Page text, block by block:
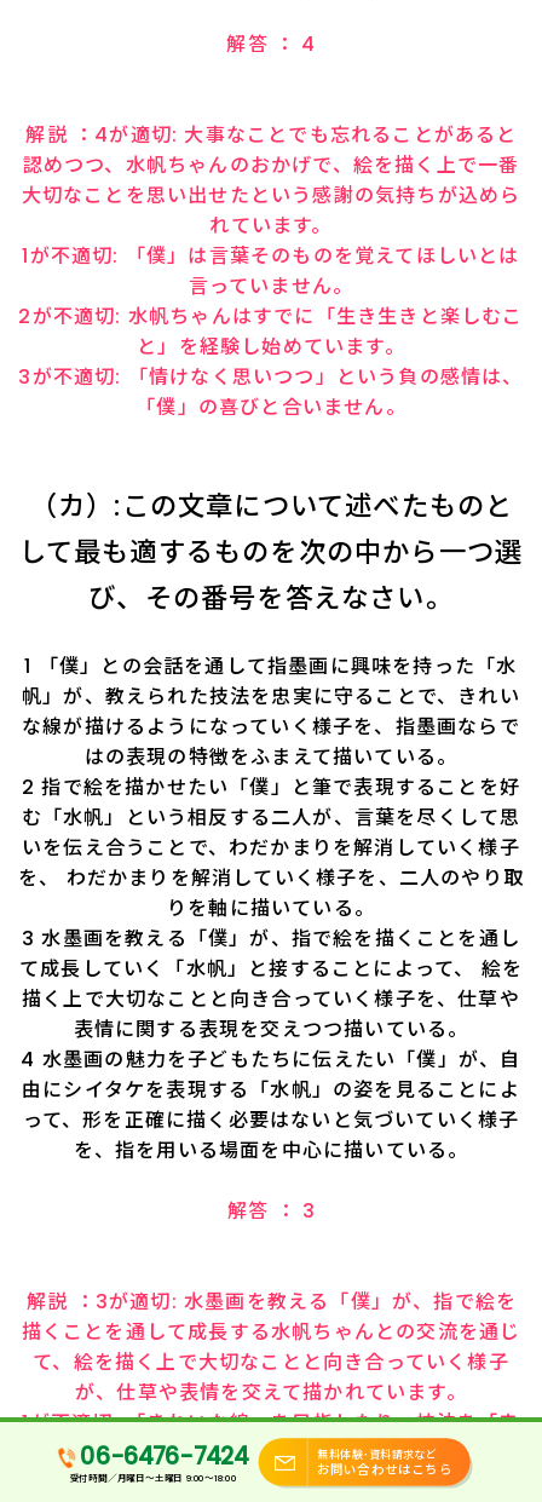
06-6476-7424
受付時間／月曜日〜土曜日 9:00～18:00
無料体験･資料請求など
お問い合わせはこちら
解答 ： 4
解説 ：4が適切: 大事なことでも忘れることがあると
認めつつ、水帆ちゃんのおかげで、絵を描く上で一番
大切なことを思い出せたという感謝の気持ちが込めら
れています。
1が不適切: 「僕」は言葉そのものを覚えてほしいとは
言っていません。
2が不適切: 水帆ちゃんはすでに「生き生きと楽しむこ
と」を経験し始めています。
3が不適切: 「情けなく思いつつ」という負の感情は、
「僕」の喜びと合いません。
（カ）:この文章について述べたものと
して最も適するものを次の中から一つ選
び、その番号を答えなさい。
1 「僕」との会話を通して指墨画に興味を持った「水
帆」が、教えられた技法を忠実に守ることで、きれい
な線が描けるようになっていく様子を、指墨画ならで
はの表現の特徴をふまえて描いている。
2 指で絵を描かせたい「僕」と筆で表現することを好
む「水帆」という相反する二人が、言葉を尽くして思
いを伝え合うことで、わだかまりを解消していく様子
を、 わだかまりを解消していく様子を、二人のやり取
りを軸に描いている。
3 水墨画を教える「僕」が、指で絵を描くことを通し
て成長していく「水帆」と接することによって、 絵を
描く上で大切なことと向き合っていく様子を、仕草や
表情に関する表現を交えつつ描いている。
4 水墨画の魅力を子どもたちに伝えたい「僕」が、自
由にシイタケを表現する「水帆」の姿を見ることによ
って、形を正確に描く必要はないと気づいていく様子
を、指を用いる場面を中心に描いている。
解答 ： 3
解説 ：3が適切: 水墨画を教える「僕」が、指で絵を
描くことを通して成長する水帆ちゃんとの交流を通じ
て、絵を描く上で大切なことと向き合っていく様子
が、仕草や表情を交えて描かれています。
1が不適切: 「きれいな線」を目指したり、技法を「忠
実に守る」描写はありません。
2が不適切: 「僕」と水帆ちゃんの間に「わだかまり」